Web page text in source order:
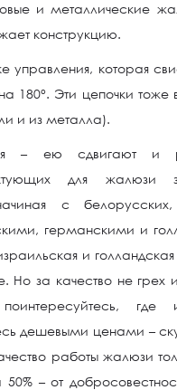
и металлические
конструкцию.
управления, которая
180°. Эти цепочки тоже
и из металла).
– ею сдвигают и
для жалюзи
с белорусских,
германскими и
и голландская
Но за качество не грех и
где
дешевыми ценами –
работы жалюзи
50% – от